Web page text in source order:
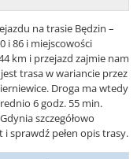
na trasie Będzin –
i 86 i miejscowości
km i przejazd zajmie nam
trasa w wariancie przez
Droga ma wtedy
6 godz. 55 min.
szczegółowo
sprawdź pełen opis trasy.